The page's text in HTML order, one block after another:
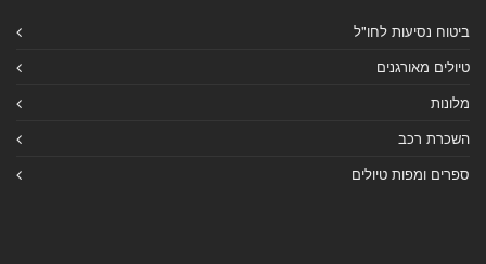
ביטוח נסיעות לחו"ל
טיולים מאורגנים
מלונות
השכרת רכב
ספרים ומפות טיולים